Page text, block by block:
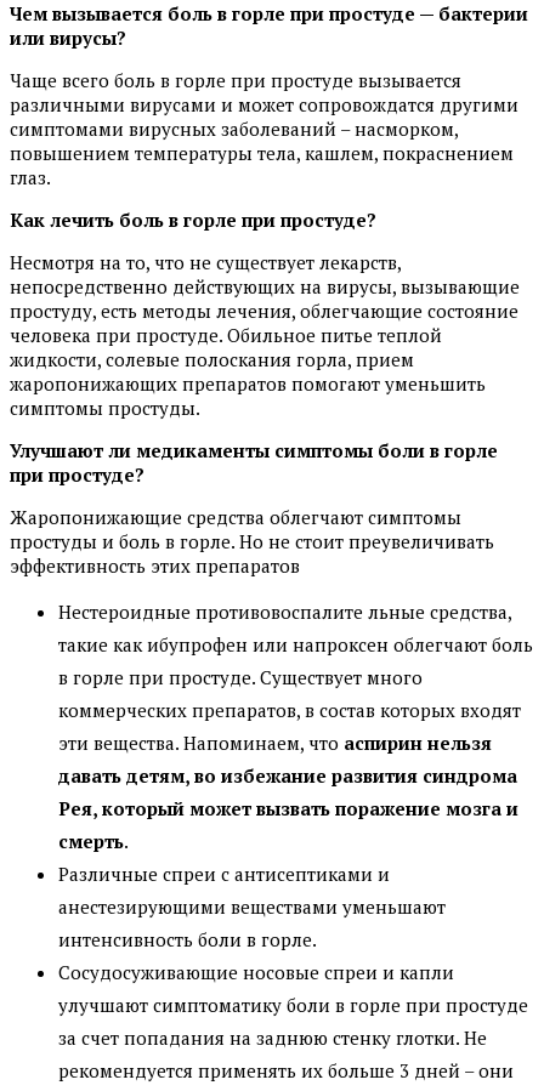
Чем вызывается боль в горле при простуде — бактерии
или вирусы?
Чаще всего боль в горле при простуде вызывается
различными вирусами и может сопровождатся другими
симптомами вирусных заболеваний – насморком,
повышением температуры тела, кашлем, покраснением
глаз.
Как лечить боль в горле при простуде?
Несмотря на то, что не существует лекарств,
непосредственно действующих на вирусы, вызывающие
простуду, есть методы лечения, облегчающие состояние
человека при простуде. Обильное питье теплой
жидкости, солевые полоскания горла, прием
жаропонижающих препаратов помогают уменьшить
симптомы простуды.
Улучшают ли медикаменты симптомы боли в горле
при простуде?
Жаропонижающие средства облегчают симптомы
простуды и боль в горле. Но не стоит преувеличивать
эффективность этих препаратов
Нестероидные противовоспалите льные средства,
такие как ибупрофен или напроксен облегчают боль
в горле при простуде. Существует много
коммерческих препаратов, в состав которых входят
эти вещества. Напоминаем, что аспирин нельзя
давать детям, во избежание развития синдрома
Рея, который может вызвать поражение мозга и
смерть.
Различные спреи с антисептиками и
анестезирующими веществами уменьшают
интенсивность боли в горле.
Сосудосуживающие носовые спреи и капли
улучшают симптоматику боли в горле при простуде
за счет попадания на заднюю стенку глотки. Не
рекомендуется применять их больше 3 дней – они